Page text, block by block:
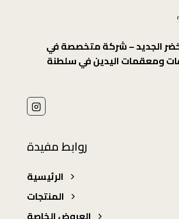
الجديد – شركة متخصصة في
ومعقمات اليدين في سلطنة
روابط مفيدة